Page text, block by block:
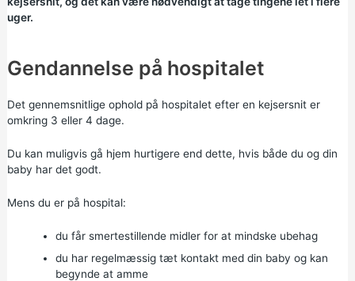
uger.
Gendannelse på hospitalet
Det gennemsnitlige ophold på hospitalet efter en kejsersnit er
omkring 3 eller 4 dage.
Du kan muligvis gå hjem hurtigere end dette, hvis både du og din
baby har det godt.
Mens du er på hospital:
du får smertestillende midler for at mindske ubehag
du har regelmæssig tæt kontakt med din baby og kan
begynde at amme